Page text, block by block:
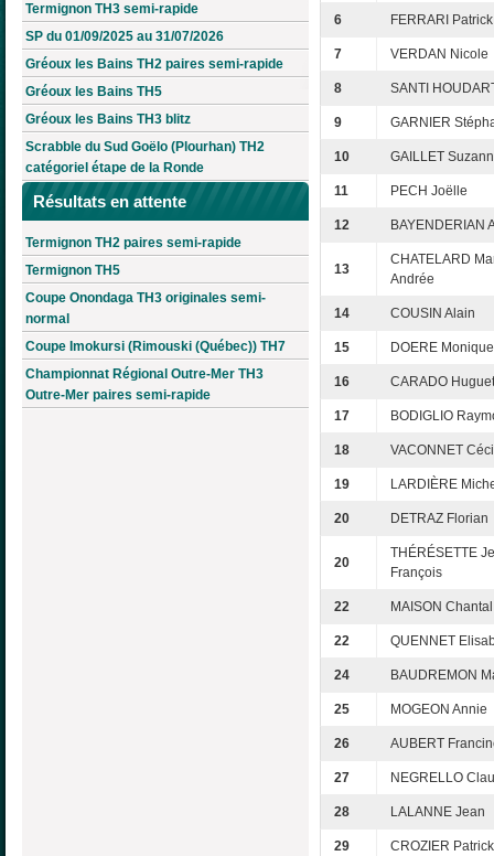
Termignon TH3 semi-rapide
SP du 01/09/2025 au 31/07/2026
Gréoux les Bains TH2 paires semi-rapide
Gréoux les Bains TH5
Gréoux les Bains TH3 blitz
Scrabble du Sud Goëlo (Plourhan) TH2
catégoriel étape de la Ronde
Résultats en attente
Termignon TH2 paires semi-rapide
Termignon TH5
Coupe Onondaga TH3 originales semi-
normal
Coupe Imokursi (Rimouski (Québec)) TH7
Championnat Régional Outre-Mer TH3
Outre-Mer paires semi-rapide
6 FERRARI Patrick
7 VERDAN Nicole
8 SANTI
9 GARNIER
10 GAILLET
11 PECH Joëlle
12 BAYENDERIAN
13
CHATELARD
Andrée
14 COUSIN Alain
15 DOERE Monique
16 CARADO
17 BODIGLIO
18 VACONNET
19 LARDIÈRE
20 DETRAZ Florian
20
THÉRÉSETTE
François
22 MAISON Chantal
22 QUENNET
24 BAUDREMON
25 MOGEON Annie
26 AUBERT
27 NEGRELLO
28 LALANNE Jean
29 CROZIER Patrick